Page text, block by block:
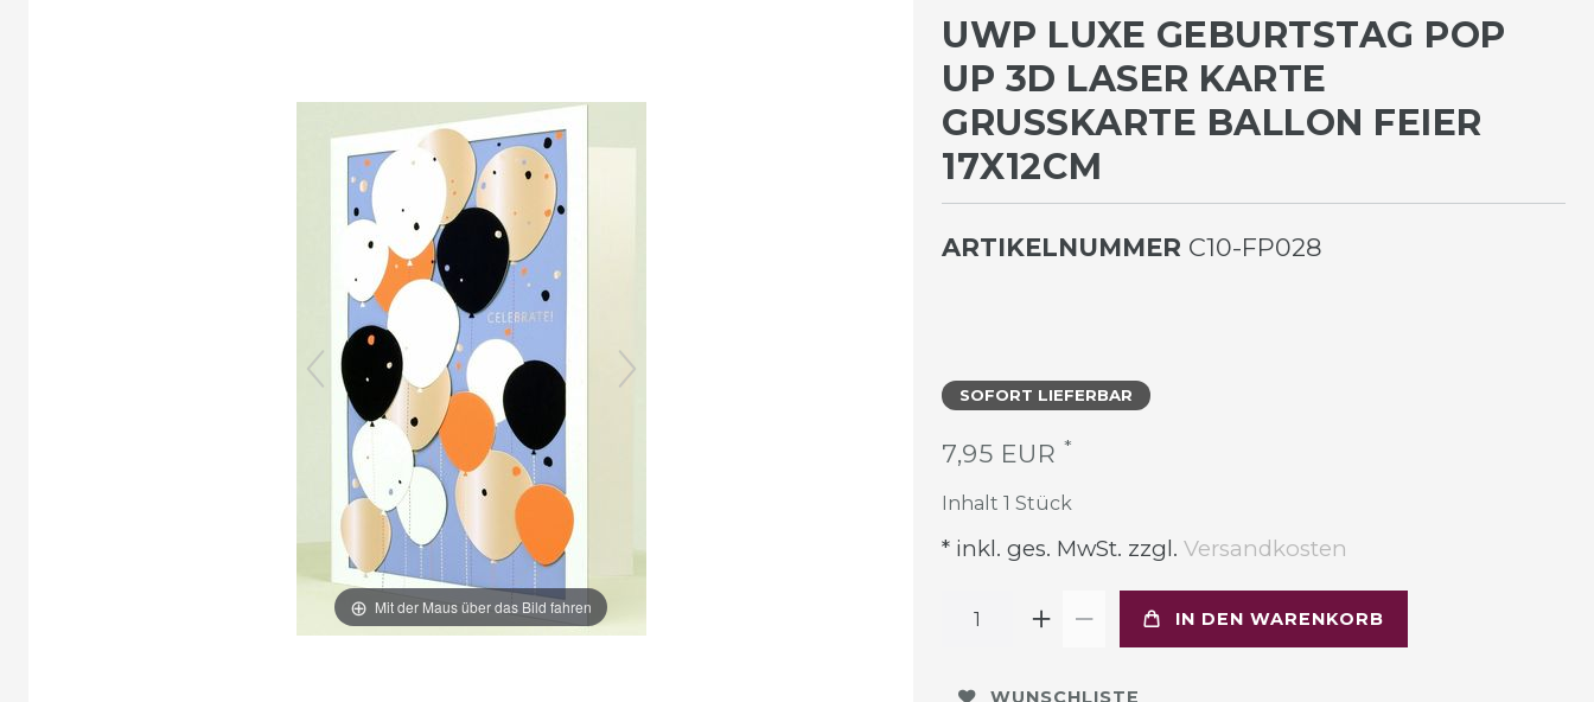
Mit der Maus über das Bild fahren
UWP LUXE GEBURTSTAG POP
UP 3D LASER KARTE
GRUSSKARTE BALLON FEIER 1
7X12CM
ARTIKELNUMMER C10-FP028
SOFORT LIEFERBAR
7,95 EUR *
Inhalt 1 Stück
* inkl. ges. MwSt. zzgl. Versandkosten
IN DEN WARENKORB
WUNSCHLISTE